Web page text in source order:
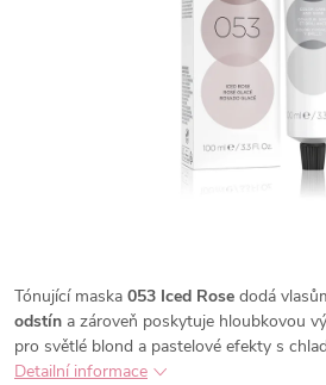
Tónující maska 053 Iced Rose dodá
odstín a zároveň poskytuje hloubkovou
pro světlé blond a pastelové efekty s
Detailní informace